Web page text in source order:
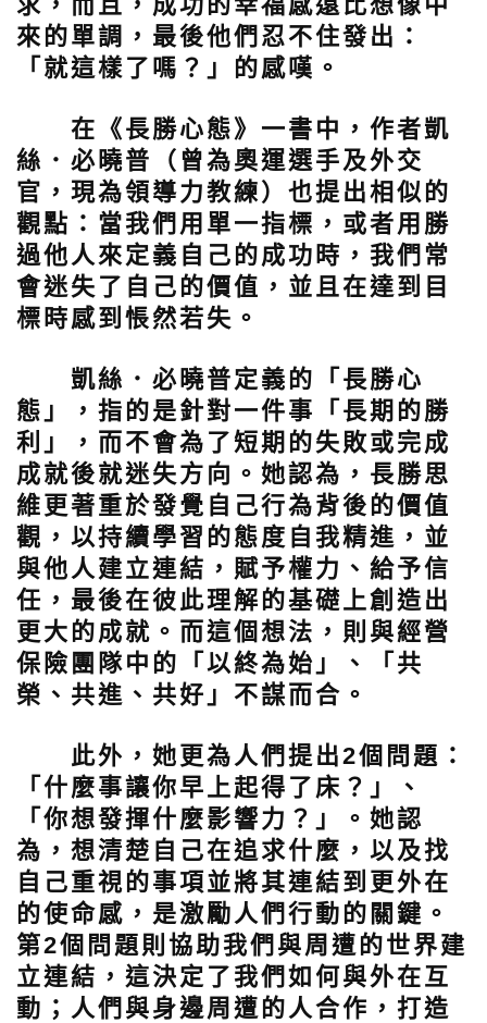
來的單調，最後他們忍不住發出：
「就這樣了嗎？」的感嘆。
在《長勝心態》一書中，作者凱
絲．必曉普（曾為奧運選手及外交
官，現為領導力教練）也提出相似的
觀點：當我們用單一指標，或者用勝
過他人來定義自己的成功時，我們常
會迷失了自己的價值，並且在達到目
標時感到悵然若失。
凱絲．必曉普定義的「長勝心
態」，指的是針對一件事「長期的勝
利」，而不會為了短期的失敗或完成
成就後就迷失方向。她認為，長勝思
維更著重於發覺自己行為背後的價值
觀，以持續學習的態度自我精進，並
與他人建立連結，賦予權力、給予信
任，最後在彼此理解的基礎上創造出
更大的成就。而這個想法，則與經營
保險團隊中的「以終為始」、「共
榮、共進、共好」不謀而合。
此外，她更為人們提出2個問題：
「什麼事讓你早上起得了床？」、
「你想發揮什麼影響力？」。她認
為，想清楚自己在追求什麼，以及找
自己重視的事項並將其連結到更外在
的使命感，是激勵人們行動的關鍵。
第2個問題則協助我們與周遭的世界建
立連結，這決定了我們如何與外在互
動；人們與身邊周遭的人合作，打造